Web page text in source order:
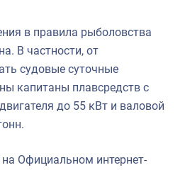
в правила рыболовства
В частности, от
судовые суточные
капитаны плавсредств с
до 55 кВт и валовой
Официальном интернет-